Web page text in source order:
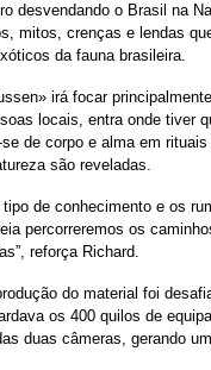
desvendando o Brasil na
mitos, crenças e lendas
da fauna brasileira.
irá focar
locais, entra onde tiver
de corpo e alma em
são reveladas.
de conhecimento e os
percorreremos os
reforça Richard.
do material foi
os 400 quilos de
duas câmeras, gerando